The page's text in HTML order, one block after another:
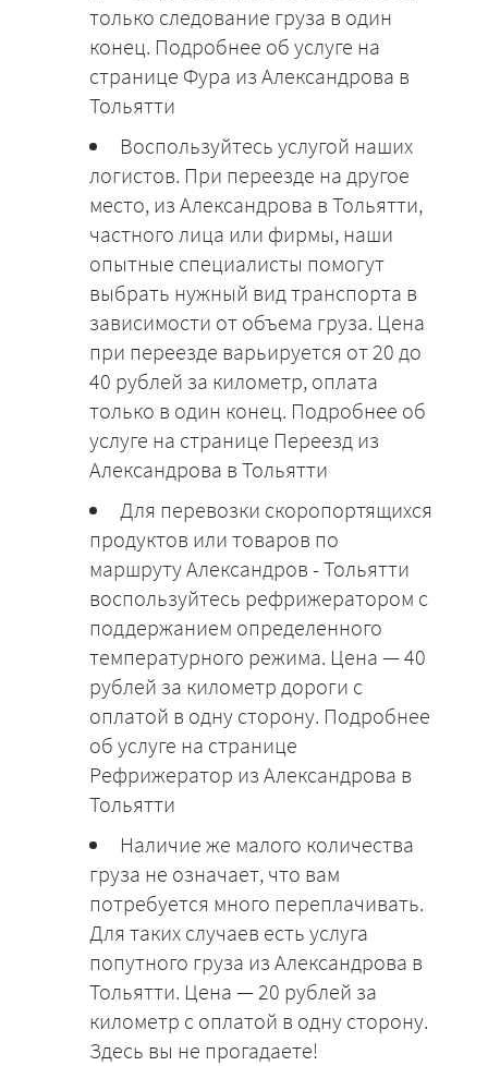
только следование груза в один
конец. Подробнее об услуге на
странице Фура из Александрова в
Тольятти
Воспользуйтесь услугой наших
логистов. При переезде на другое
место, из Александрова в Тольятти,
частного лица или фирмы, наши
опытные специалисты помогут
выбрать нужный вид транспорта в
зависимости от объема груза. Цена
при переезде варьируется от 20 до
40 рублей за километр, оплата
только в один конец. Подробнее об
услуге на странице Переезд из
Александрова в Тольятти
Для перевозки скоропортящихся
продуктов или товаров по
маршруту Александров - Тольятти
воспользуйтесь рефрижератором с
поддержанием определенного
температурного режима. Цена — 40
рублей за километр дороги с
оплатой в одну сторону. Подробнее
об услуге на странице
Рефрижератор из Александрова в
Тольятти
Наличие же малого количества
груза не означает, что вам
потребуется много переплачивать.
Для таких случаев есть услуга
попутного груза из Александрова в
Тольятти. Цена — 20 рублей за
километр с оплатой в одну сторону.
Здесь вы не прогадаете!